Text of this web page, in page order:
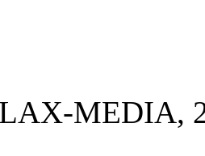
MEDIA,